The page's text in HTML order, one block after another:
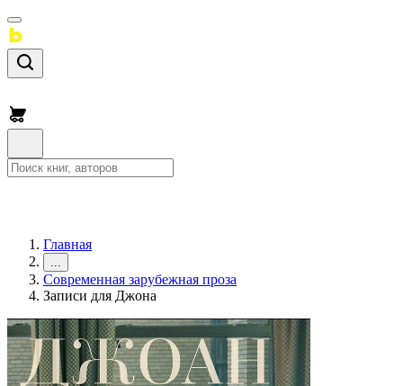
Главная
...
Современная зарубежная проза
Записи для Джона